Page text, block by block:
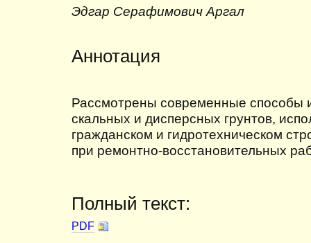
Эдгар Серафимович Аргал
Аннотация
Рассмотрены современные способы
скальных и дисперсных грунтов,
гражданском и гидротехническом
при ремонтно-восстановительных
Полный текст:
PDF